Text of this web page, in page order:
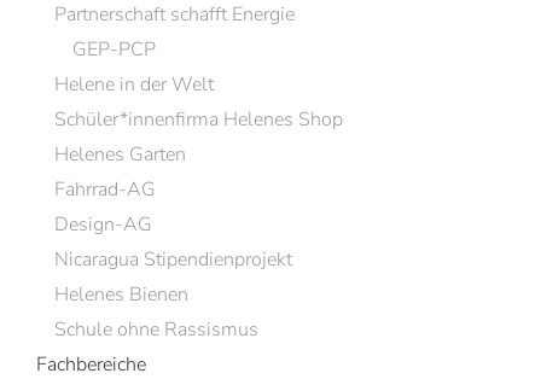
Partnerschaft schafft Energie
GEP-PCP
Helene in der Welt
Schüler*innenfirma Helenes Shop
Helenes Garten
Fahrrad-AG
Design-AG
Nicaragua Stipendienprojekt
Helenes Bienen
Schule ohne Rassismus
Fachbereiche